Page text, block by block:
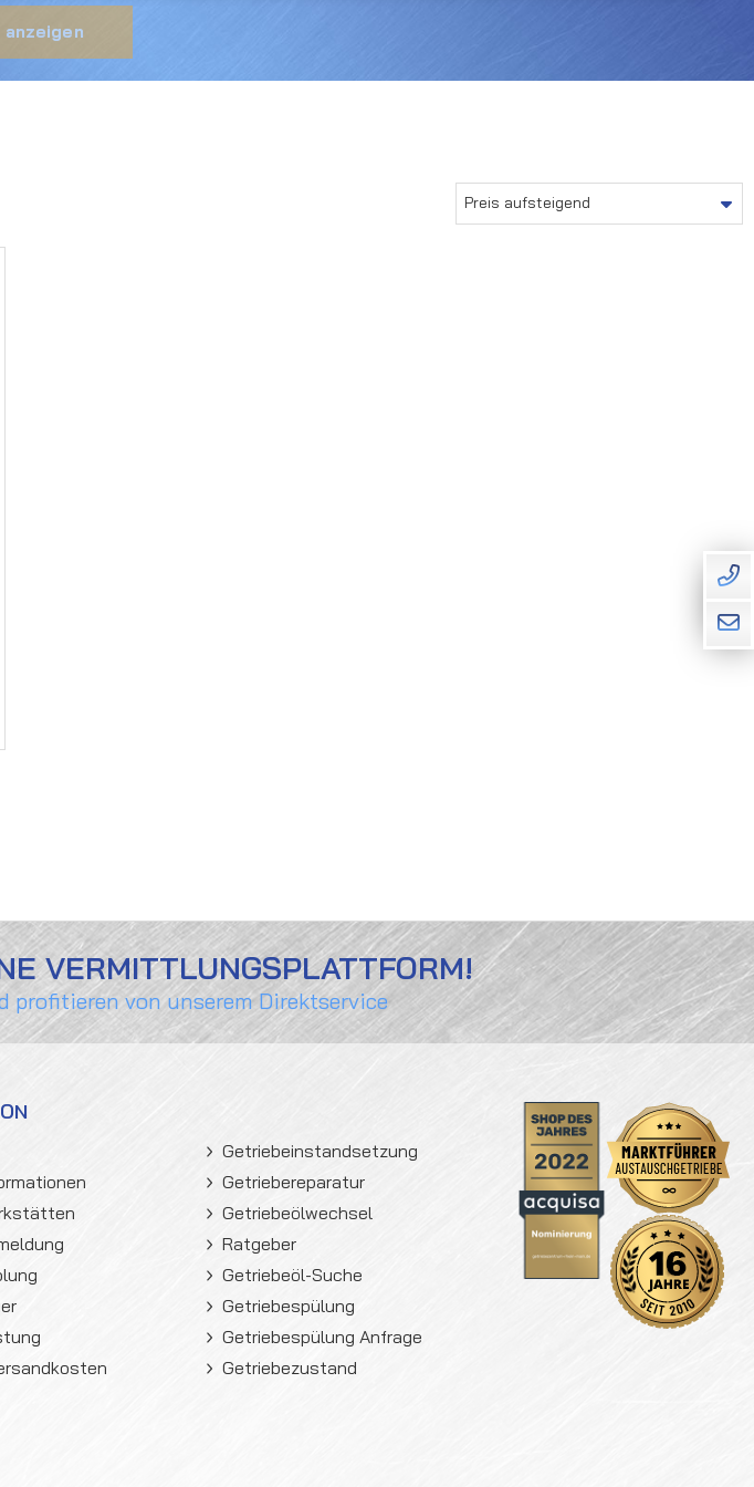
VERMITTLUNGSPLATTFORM!
profitieren von unserem Direktservice
Getriebeinstandsetzung
Getriebereparatur
Getriebeölwechsel
Ratgeber
Getriebeöl-Suche
Getriebespülung
Getriebespülung Anfrage
Getriebezustand